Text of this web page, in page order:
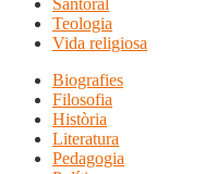
Santoral
Teologia
Vida religiosa
Biografies
Filosofia
Història
Literatura
Pedagogia